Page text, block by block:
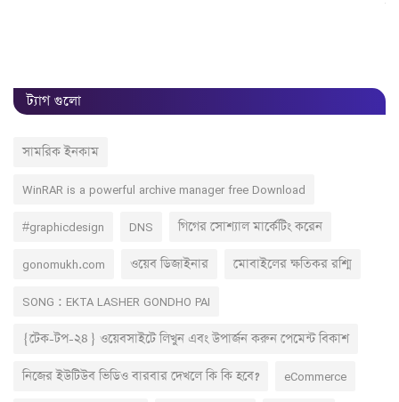
ট্যাগ গুলো
সামরিক ইনকাম
WinRAR is a powerful archive manager free Download
#graphicdesign DNS গিগের সোশ্যাল মার্কেটিং করেন
gonomukh.com ওয়েব ডিজাইনার মোবাইলের ক্ষতিকর রশ্মি
SONG : EKTA LASHER GONDHO PAI
{টেক-টপ-২৪} ওয়েবসাইটে লিখুন এবং উপার্জন করুন পেমেন্ট বিকাশ
নিজের ইউটিউব ভিডিও বারবার দেখলে কি কি হবে? eCommerce